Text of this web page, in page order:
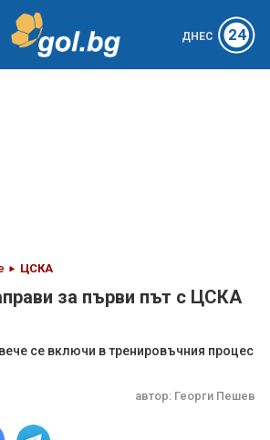
ДНЕС 24
ЦСКА
за първи път с ЦСКА
се включи в тренировъчния процес
автор: Георги Пешев